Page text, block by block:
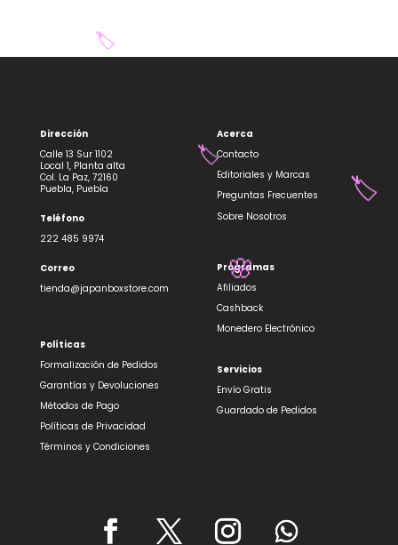
Dirección
Calle 13 Sur 1102
Local 1, Planta alta
Col. La Paz, 72160
Puebla, Puebla
Teléfono
222 485 9974
Correo
tienda@japanboxstore.com
Políticas
Formalización de Pedidos
Garantías y Devoluciones
Métodos de Pago
Políticas de Privacidad
Términos y Condiciones
Acerca
Contacto
Editoriales y Marcas
Preguntas Frecuentes
Sobre Nosotros
Programas
Afiliados
Cashback
Monedero Electrónico
Servicios
Envío Gratis
Guardado de Pedidos
🏷️
🏷️